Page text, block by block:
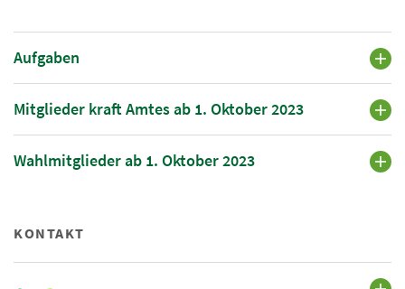
Aufgaben
Mitglieder kraft Amtes ab 1. Oktober 2023
Wahlmitglieder ab 1. Oktober 2023
KONTAKT